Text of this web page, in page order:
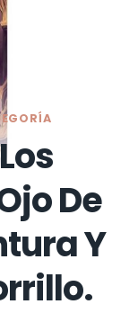
De
Y